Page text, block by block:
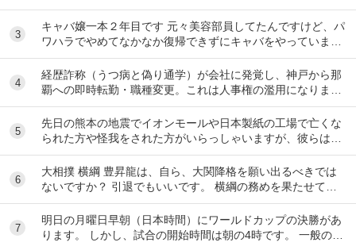
体的な法律による根拠にのっとって覆した例を教え...
3
キャバ嬢一本２年目です 元々美容部員してたんですけど、パ
ワハラでやめてなかなか復帰できずにキャバをやっています
昼間の仕事復帰したいのですが、またパワハラ...
4
経歴詐称（うつ病と偽り通学）が会社に発覚し、神戸から那
覇への即時転勤・職種変更。これは人事権の濫用になります
か？ 中途採用で大手企業に入社して9ヶ月にな...
5
先日の熊本の地震でイオンモールや日本製紙の工場で亡くな
られた方や怪我をされた方がいらっしゃいますが、彼らは皆
さん従業員との事。 このような場合、労災になる...
6
大相撲 横綱 豊昇龍は、自ら、大関降格を願い出るべきでは
ないですか？ 引退でもいいです。 横綱の務めを果たせてな
いし、今後、果たせる見込みもないのだ...
7
明日の月曜日早朝（日本時間）にワールドカップの決勝があ
ります。 しかし、試合の開始時間は朝の4時です。 一般の人